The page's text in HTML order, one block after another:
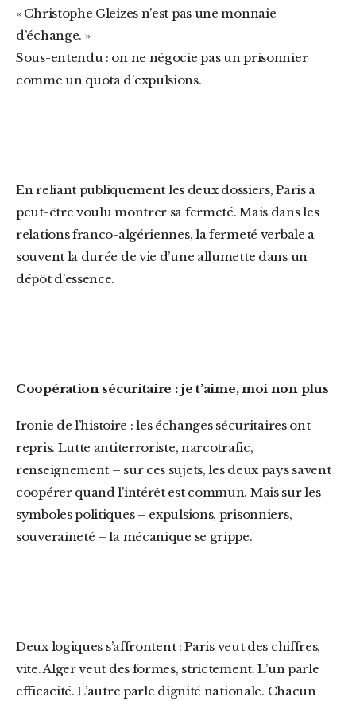
« Christophe Gleizes n’est pas une monnaie
d’échange. »
Sous-entendu : on ne négocie pas un prisonnier
comme un quota d’expulsions.
En reliant publiquement les deux dossiers, Paris a
peut-être voulu montrer sa fermeté. Mais dans les
relations franco-algériennes, la fermeté verbale a
souvent la durée de vie d’une allumette dans un
dépôt d’essence.
Coopération sécuritaire : je t’aime, moi non plus
Ironie de l’histoire : les échanges sécuritaires ont
repris. Lutte antiterroriste, narcotrafic,
renseignement – sur ces sujets, les deux pays savent
coopérer quand l’intérêt est commun. Mais sur les
symboles politiques – expulsions, prisonniers,
souveraineté – la mécanique se grippe.
Deux logiques s’affrontent : Paris veut des chiffres,
vite. Alger veut des formes, strictement. L’un parle
efficacité. L’autre parle dignité nationale. Chacun